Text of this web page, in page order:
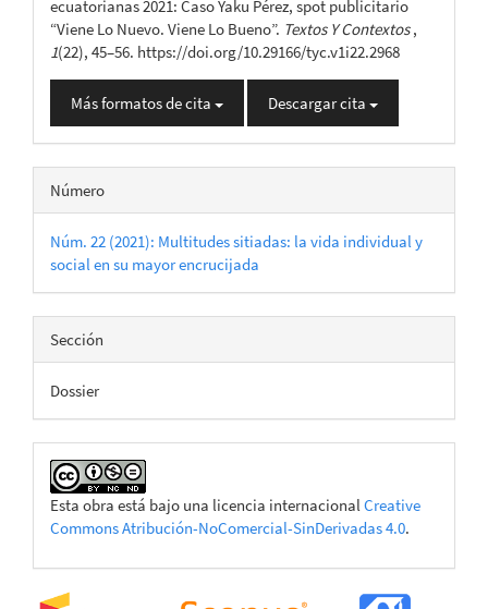
ecuatorianas 2021: Caso Yaku Pérez, spot publicitario
“Viene Lo Nuevo. Viene Lo Bueno”. Textos Y Contextos,
1(22), 45–56. https://doi.org/10.29166/tyc.v1i22.2968
Más formatos de cita Descargar cita
Número
Núm. 22 (2021): Multitudes sitiadas: la vida individual y
social en su mayor encrucijada
Sección
Dossier
Esta obra está bajo una licencia internacionalCreative
Commons Atribución-NoComercial-SinDerivadas 4.0.